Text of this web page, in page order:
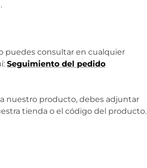
puedes consultar en cualquier
Seguimiento del pedido
nuestro producto, debes adjuntar
tienda o el código del producto.